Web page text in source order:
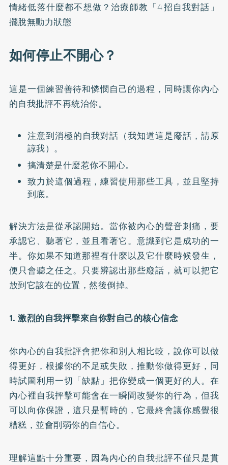
情緒低落什麼都不想做？治療師教「4招自我對話」
擺脫無動力狀態
如何停止不開心？
這是一個練習善待和憐憫自己的過程，同時讓你內心
的自我批評不再統治你。
注意到消極的自我對話（我知道這是廢話，請原
諒我）。
搞清楚是什麼惹你不開心。
致力於這個過程，練習使用那些工具，並且堅持
到底。
解決方法是從承認開始。當你被內心的聲音刺痛，要
承認它、聽著它，並且看著它。意識到它是成功的一
半。你如果不知道那裡有什麼以及它什麼時候發生，
便只會聽之任之。只要辨認出那些廢話，就可以把它
放到它該在的位置，然後倒掉。
1. 激烈的自我抨擊來自你對自己的核心信念
你內心的自我批評會把你和別人相比較，說你可以做
得更好，根據你的不足或失敗，推動你做得更好，同
時試圖利用一切「缺點」把你變成一個更好的人。在
內心裡自我抨擊可能會在一瞬間改變你的行為，但我
可以向你保證，這只是暫時的，它最終會讓你感覺很
糟糕，並會削弱你的自信心。
理解這點十分重要，因為內心的自我批評不僅只是貫